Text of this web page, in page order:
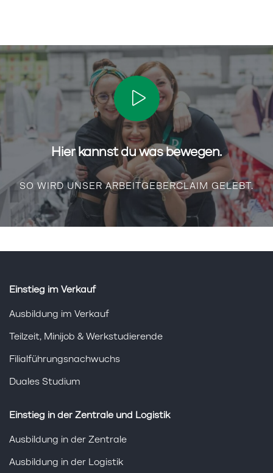
Hier kannst du was bewegen.
SO WIRD UNSER ARBEITGEBERCLAIM GELEBT.
Einstieg im Verkauf
Ausbildung im Verkauf
Teilzeit, Minijob & Werkstudierende
Filialführungsnachwuchs
Duales Studium
Einstieg in der Zentrale und Logistik
Ausbildung in der Zentrale
Ausbildung in der Logistik